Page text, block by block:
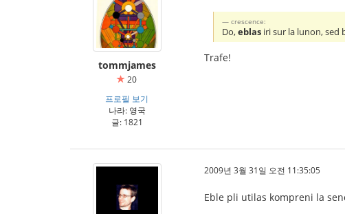
tommjames
20
프로필 보기
나라: 영국
글: 1821
crescence:
Do,eblas iri sur la lunon, sed
Trafe!
2009년 3월 31일 오전 11:35:05
Eble pli utilas kompreni la